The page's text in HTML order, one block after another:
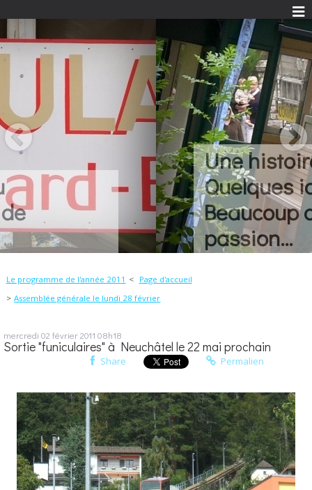
Une histoire...
Quelques idées...
Beaucoup de
passion...
Le programme de l'année 2011
Page d'accueil
Assemblée générale le lundi 28 février
mercredi 02 février 2011 08h18
Sortie "funiculaires" à Neuchâtel le 22 mai prochain
Share Permalien